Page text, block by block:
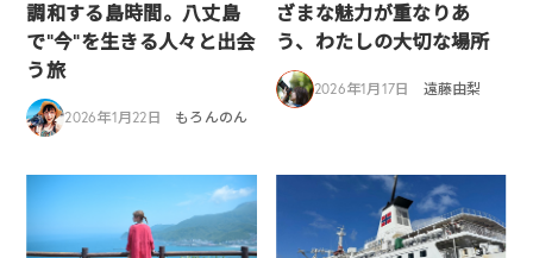
調和する島時間。八丈島
で“今”を生きる人々と出会
う旅
2026年1月22日 もろんのん
ざまな魅力が重なりあ
う、わたしの大切な場所
2026年1月17日 遠藤由梨